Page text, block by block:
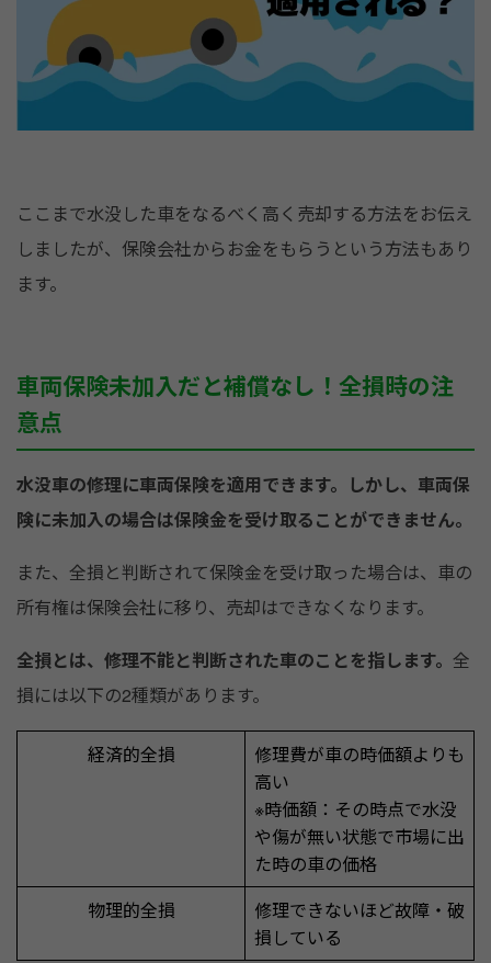
ここまで水没した車をなるべく高く売却する方法をお伝え
しましたが、保険会社からお金をもらうという方法もあり
ます。
車両保険未加入だと補償なし！全損時の注
意点
水没車の修理に車両保険を適用できます。しかし、車両保
険に未加入の場合は保険金を受け取ることができません。
また、全損と判断されて保険金を受け取った場合は、車の
所有権は保険会社に移り、売却はできなくなります。
全損とは、修理不能と判断された車のことを指します。 全
損には以下の2種類があります。
経済的全損
修理費が車の時価額よりも
高い
※時価額：その時点で水没
や傷が無い状態で市場に出
た時の車の価格
物理的全損
修理できないほど故障・破
損している